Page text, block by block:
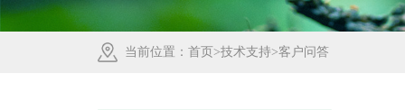
当前位置： 首页 >技术支持>客户问答